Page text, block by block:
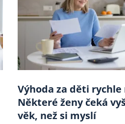
Výhoda za děti rychle
Některé ženy čeká
věk, než si myslí